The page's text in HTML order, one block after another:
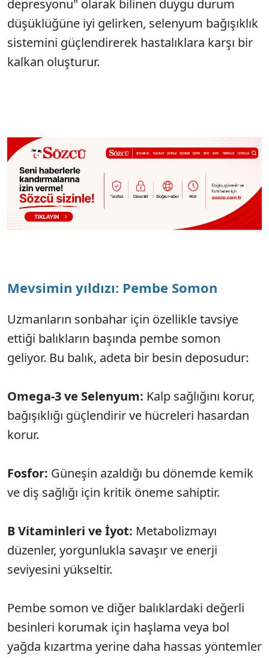
depresyonu" olarak bilinen duygu durum
düşüklüğüne iyi gelirken, selenyum bağışıklık
sistemini güçlendirerek hastalıklara karşı bir
kalkan oluşturur.
Mevsimin yıldızı: Pembe Somon
Uzmanların sonbahar için özellikle tavsiye
ettiği balıkların başında pembe somon
geliyor. Bu balık, adeta bir besin deposudur:
Omega-3 ve Selenyum: Kalp sağlığını korur,
bağışıklığı güçlendirir ve hücreleri hasardan
korur.
Fosfor: Güneşin azaldığı bu dönemde kemik
ve diş sağlığı için kritik öneme sahiptir.
B Vitaminleri ve İyot: Metabolizmayı
düzenler, yorgunlukla savaşır ve enerji
seviyesini yükseltir.
Pembe somon ve diğer balıklardaki değerli
besinleri korumak için haşlama veya bol
yağda kızartma yerine daha hassas yöntemler